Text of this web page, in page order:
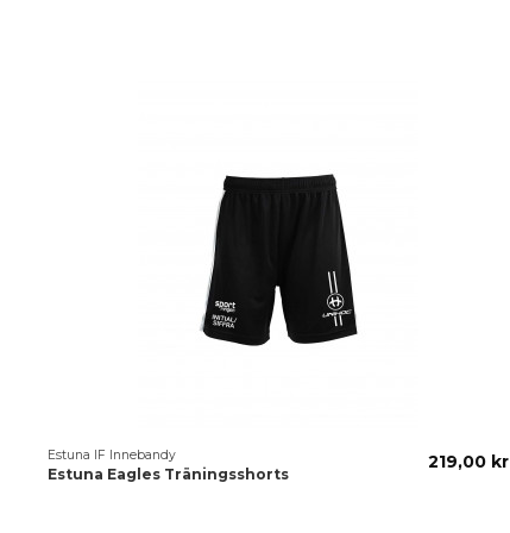
Estuna IF Innebandy
Estuna Eagles Träningsshorts
219,00 kr